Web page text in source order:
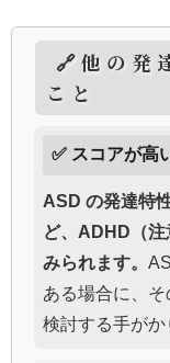
🔗他の発
こと
✅ スコアが高
ASD の発達特
ど、ADHD（注
みられます。
ある場合に、
検討する手がか